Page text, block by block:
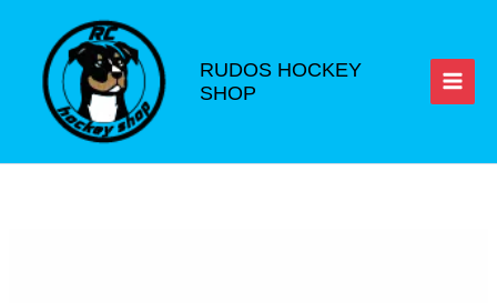
contenido
RUDOS HOCKEY
SHOP